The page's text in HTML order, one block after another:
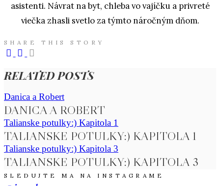
asistenti. Návrat na byt, chleba vo vajíčku a privreté
viečka zhasli svetlo za týmto náročným dňom.
SHARE THIS STORY
RELATED POSTS
Danica a Robert
DANICA A ROBERT
Talianske potulky:) Kapitola 1
TALIANSKE POTULKY:) KAPITOLA 1
Talianske potulky:) Kapitola 3
TALIANSKE POTULKY:) KAPITOLA 3
SLEDUJTE MA NA INSTAGRAME